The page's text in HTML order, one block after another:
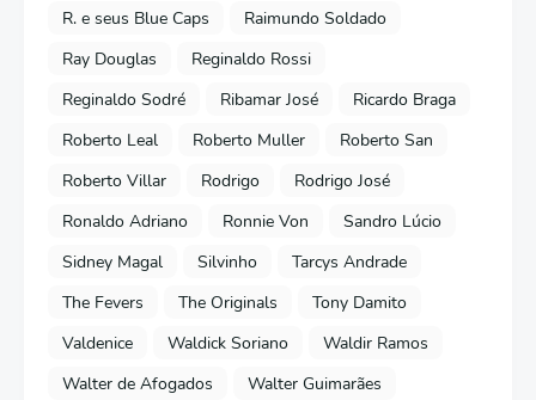
R. e seus Blue Caps
Raimundo Soldado
Ray Douglas
Reginaldo Rossi
Reginaldo Sodré
Ribamar José
Ricardo Braga
Roberto Leal
Roberto Muller
Roberto San
Roberto Villar
Rodrigo
Rodrigo José
Ronaldo Adriano
Ronnie Von
Sandro Lúcio
Sidney Magal
Silvinho
Tarcys Andrade
The Fevers
The Originals
Tony Damito
Valdenice
Waldick Soriano
Waldir Ramos
Walter de Afogados
Walter Guimarães